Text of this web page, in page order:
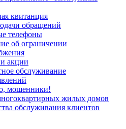
квитанция
обращений
телефоны
об ограничении
акции
обслуживание
мошенники!
жилых домов
обслуживания клиентов